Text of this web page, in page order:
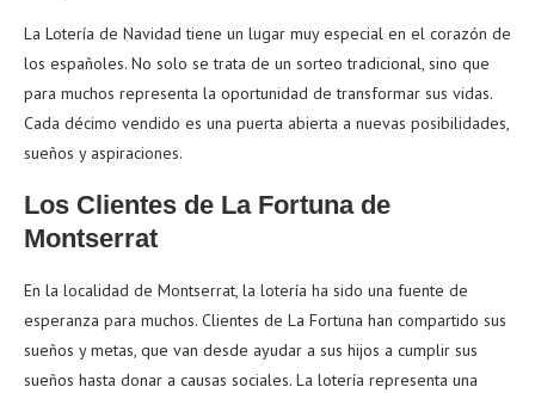
La Lotería de Navidad tiene un lugar muy especial en el corazón de
los españoles. No solo se trata de un sorteo tradicional, sino que
para muchos representa la oportunidad de transformar sus vidas.
Cada décimo vendido es una puerta abierta a nuevas posibilidades,
sueños y aspiraciones.
Los Clientes de La Fortuna de
Montserrat
En la localidad de Montserrat, la lotería ha sido una fuente de
esperanza para muchos. Clientes de La Fortuna han compartido sus
sueños y metas, que van desde ayudar a sus hijos a cumplir sus
sueños hasta donar a causas sociales. La lotería representa una